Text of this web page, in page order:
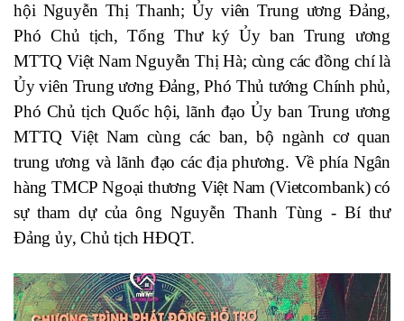
hội Nguyễn Thị Thanh; Ủy viên Trung ương Đảng,
Phó Chủ tịch, Tổng Thư ký Ủy ban Trung ương
MTTQ Việt Nam Nguyễn Thị Hà; cùng các đồng chí là
Ủy viên Trung ương Đảng, Phó Thủ tướng Chính phủ,
Phó Chủ tịch Quốc hội, lãnh đạo Ủy ban Trung ương
MTTQ Việt Nam cùng các ban, bộ ngành cơ quan
trung ương và lãnh đạo các địa phương. Về phía Ngân
hàng TMCP Ngoại thương Việt Nam (Vietcombank) có
sự tham dự của ông Nguyễn Thanh Tùng - Bí thư
Đảng ủy, Chủ tịch HĐQT.